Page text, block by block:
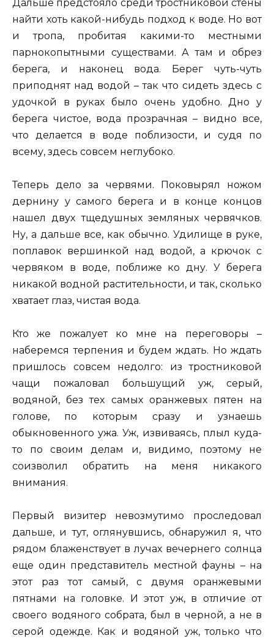
Дальше предстояло среди тростниковой стены
найти хоть какой-нибудь подход к воде. Но вот
и тропа, пробитая какими-то местными
парнокопытными существами. А там и обрез
берега, и наконец вода. Берег чуть-чуть
приподнят над водой – так что сидеть здесь с
удочкой в руках было очень удобно. Дно у
берега чистое, вода прозрачная – видно все,
что делается в воде поблизости, и судя по
всему, здесь совсем неглубоко.
Теперь дело за червями. Поковырял ножом
дернину у самого берега и в конце концов
нашел двух тщедушных земляных червячков.
Ну, а дальше все, как обычно. Удилище в руке,
поплавок вершинкой над водой, а крючок с
червяком в воде, поближе ко дну. У берега
никакой водной растительности, и так, сколько
хватает глаз, чистая вода.
Кто же пожалует ко мне на переговоры –
наберемся терпения и будем ждать. Но ждать
пришлось совсем недолго: из тростниковой
чащи пожаловал большущий уж, серый,
водяной, без тех самых оранжевых пятен на
голове, по которым сразу и узнаешь
обыкновенного ужа. Уж, извиваясь, плыл куда-
то по своим делам и, видимо, поэтому не
соизволил обратить на меня никакого
внимания.
Первый визитер невозмутимо проследовал
дальше, и тут, оглянувшись, обнаружил я, что
рядом блаженствует в лучах вечернего солнца
еще один представитель местной фауны – на
этот раз тот самый, с двумя оранжевыми
пятнами на головке. И этот уж, в отличие от
своего водяного собрата, был в черной, а не в
серой одежде. Как и водяной уж, только что